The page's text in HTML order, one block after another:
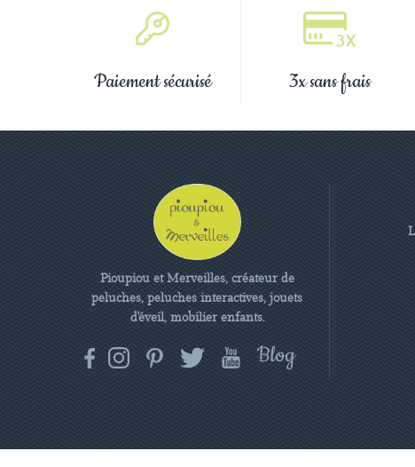
Paiement sécurisé 3x sans frais
Pioupiou et Merveilles, créateur de
peluches, peluches interactives, jouets
d'éveil, mobilier enfants.